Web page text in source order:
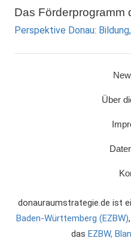
Das Förderprogramm
Perspektive Donau:
Über
donauraumstrategie.de ist
Baden-Württemberg (EZBW)
das EZBW,